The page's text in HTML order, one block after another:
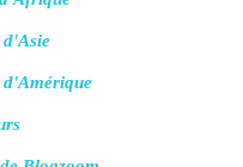
d'Asie
d'Amérique